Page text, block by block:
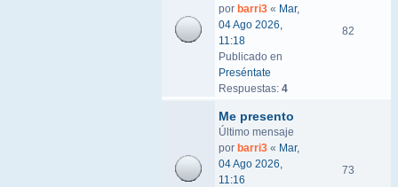
por barri3 « Mar,
04 Ago 2026,
11:18
Publicado en
Preséntate
Respuestas: 4
82
Me presento
Último mensaje
por barri3 « Mar,
04 Ago 2026,
11:16
73